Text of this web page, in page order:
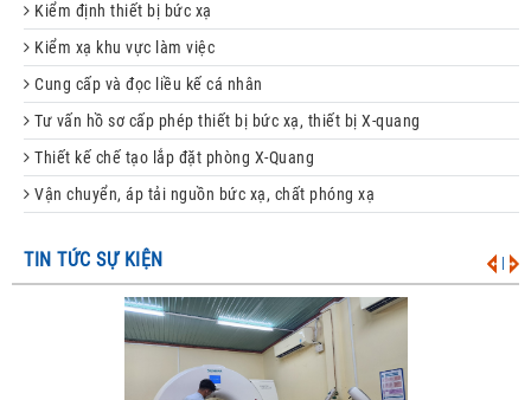
Kiểm định thiết bị bức xạ
Kiểm xạ khu vực làm việc
Cung cấp và đọc liều kế cá nhân
Tư vấn hồ sơ cấp phép thiết bị bức xạ, thiết bị X-quang
Thiết kế chế tạo lắp đặt phòng X-Quang
Vận chuyển, áp tải nguồn bức xạ, chất phóng xạ
TIN TỨC SỰ KIỆN